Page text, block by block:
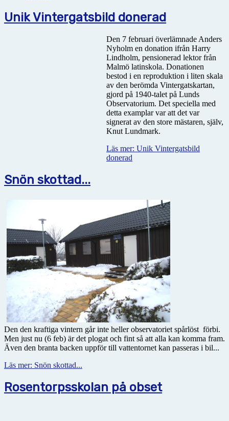
Unik Vintergatsbild donerad
Den 7 februari överlämnade Anders
Nyholm en donation ifrån Harry
Lindholm, pensionerad lektor från
Malmö latinskola. Donationen
bestod i en reproduktion i liten skala
av den berömda Vintergatskartan,
gjord på 1940-talet på Lunds
Observatorium. Det speciella med
detta examplar var att det var
signerat av den store mästaren, själv,
Knut Lundmark.
Läs mer: Unik Vintergatsbild
donerad
Snön skottad...
Den den kraftiga vintern går inte heller observatoriet spårlöst förbi.
Men just nu (6 feb) är det plogat och fint så att alla kan komma fram.
Även den branta backen uppför till vattentornet kan passeras i bil...
Läs mer: Snön skottad...
Rosentorpsskolan på obset